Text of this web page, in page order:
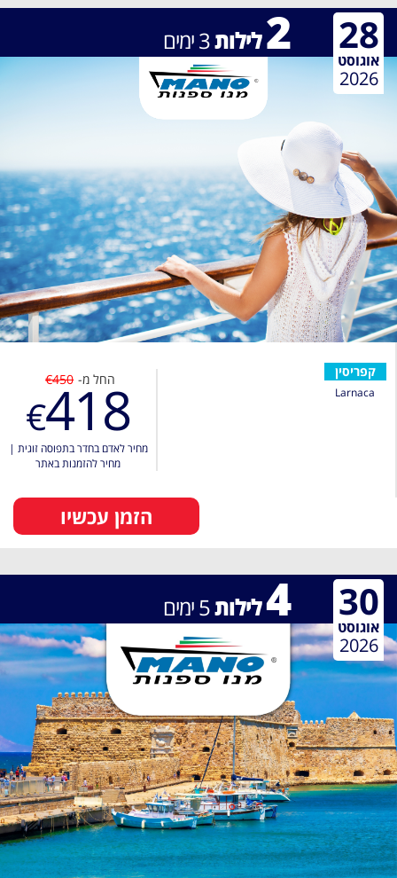
2לילות3ימים 28
אוגוסט
2026
קפריסין
Larnaca
החל מ- €450
€418
מחיר לאדם בחדר בתפוסה זוגית |
מחיר להזמנות באתר
הזמן עכשיו
4לילות5ימים 30
אוגוסט
2026